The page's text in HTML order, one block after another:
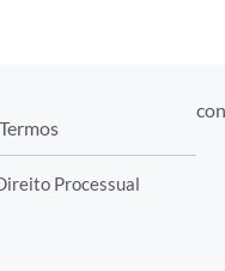
Termos
Processual